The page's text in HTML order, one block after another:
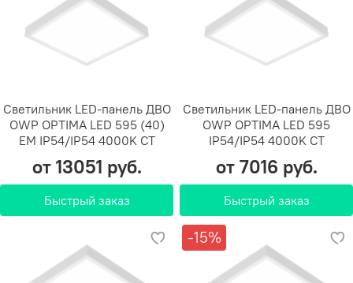
Светильник LED-панель ДВО
OWP OPTIMA LED 595 (40)
EM IP54/IP54 4000K СТ
от 13051 руб.
Быстрый заказ
Светильник LED-панель ДВО
OWP OPTIMA LED 595
IP54/IP54 4000K СТ
от 7016 руб.
Быстрый заказ
-15%